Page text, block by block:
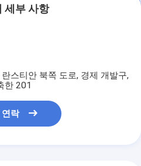
세부 사항
스티안 북쪽 도로, 경제 개발구,
한 201
연락